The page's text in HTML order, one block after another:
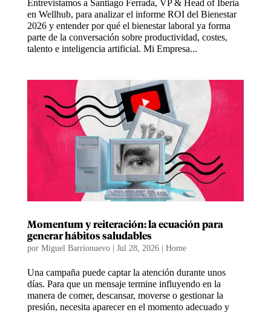
Entrevistamos a Santiago Ferrada, VP & Head of Iberia
en Wellhub, para analizar el informe ROI del Bienestar
2026 y entender por qué el bienestar laboral ya forma
parte de la conversación sobre productividad, costes,
talento e inteligencia artificial. Mi Empresa...
Momentum y reiteración: la ecuación para
generar hábitos saludables
por Miguel Barrionuevo| Jul 28, 2026| Home
Una campaña puede captar la atención durante unos
días. Para que un mensaje termine influyendo en la
manera de comer, descansar, moverse o gestionar la
presión, necesita aparecer en el momento adecuado y